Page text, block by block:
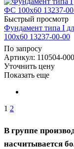
Быстрый просмотр
Фундамент типа I
100х60 13237-00-00
По запросу
Артикул: 110504-
Уточнить цену
Показать еще
1 2
В группе
насчитывается